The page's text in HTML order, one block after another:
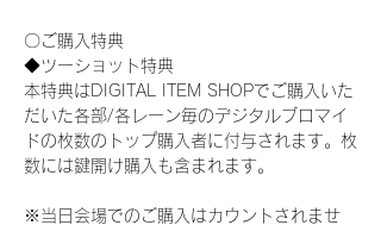
〇ご購入特典
◆ツーショット特典
本特典はDIGITAL ITEM SHOPでご購入いた
だいた各部/各レーン毎のデジタルブロマイ
ドの枚数のトップ購入者に付与されます。枚
数には鍵開け購入も含まれます。
※当日会場でのご購入はカウントされませ